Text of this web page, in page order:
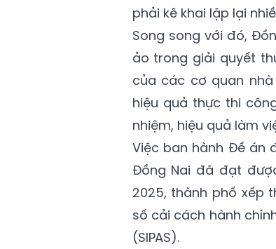
phải kê khai lặp lại
Song song với đó,
ảo trong giải quyết
của các cơ quan
hiệu quả thực thi
nhiệm, hiệu quả làm
Việc ban hành Đề án
Đồng Nai đã đạt
2025, thành phố xếp
số cải cách hành
(SIPAS).